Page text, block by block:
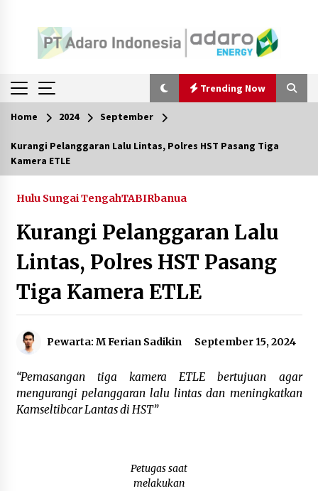
Trending Now
Trending Now
Agustus 7, 2026
Ketika Pasien Dianggap Beban: Runtuhnya
Empati dan Etika Dokter di Ruang Digital
Agustus 7, 2026
Berenang bersama Empat Temannya, Gadis di
Salurkan Bantuan Pendidikan kepada 2.751
Santri
Agustus 6, 2026
Agustus 6, 2026
Home 2024 September
Kurangi Pelanggaran Lalu Lintas, Polres HST Pasang Tiga
Kamera ETLE
Hulu Sungai TengahTABIRbanua
Kurangi Pelanggaran Lalu
Lintas, Polres HST Pasang
Tiga Kamera ETLE
Pewarta: M Ferian Sadikin September 15, 2024
“Pemasangan tiga kamera ETLE bertujuan agar
mengurangi pelanggaran lalu lintas dan meningkatkan
Kamseltibcar Lantas di HST”
Petugas saat
melakukan